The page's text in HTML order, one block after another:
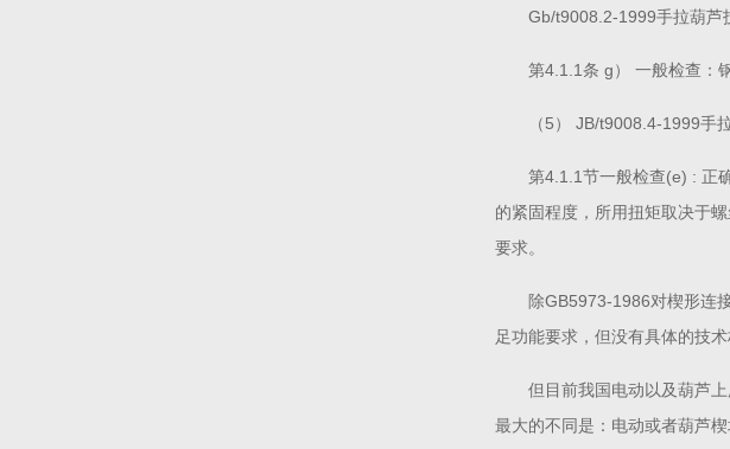
Gb/t9008.2-1999手拉葫芦
第4.1.1条 g） 一般检查：
（5） JB/t9008.4-1999手
第4.1.1节一般检查(e) : 正
的紧固程度，所用扭矩取决于
要求。
除GB5973-1986对楔形连
足功能要求，但没有具体的技术
但目前我国电动以及葫芦
最大的不同是：电动或者葫芦